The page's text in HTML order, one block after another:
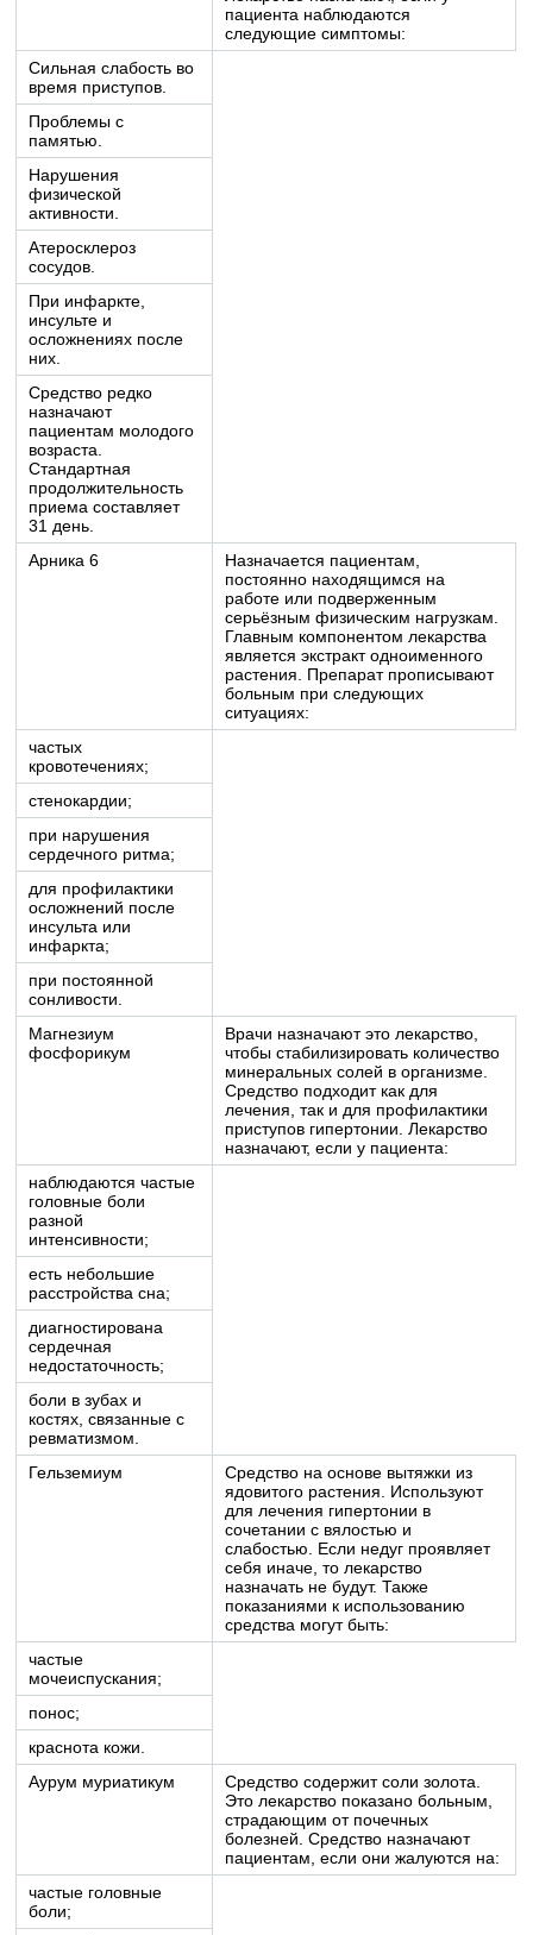
пациента наблюдаются
следующие симптомы:
Сильная слабость во
время приступов.
Проблемы с
памятью.
Нарушения
физической
активности.
Атеросклероз
сосудов.
При инфаркте,
инсульте и
осложнениях после
них.
Средство редко
назначают
пациентам молодого
возраста.
Стандартная
продолжительность
приема составляет
31 день.
Арника 6
Назначается пациентам,
постоянно находящимся на
работе или подверженным
серьёзным физическим нагрузкам.
Главным компонентом лекарства
является экстракт одноименного
растения. Препарат прописывают
больным при следующих
ситуациях:
частых
кровотечениях;
стенокардии;
при нарушения
сердечного ритма;
для профилактики
осложнений после
инсульта или
инфаркта;
при постоянной
сонливости.
Магнезиум
фосфорикум
Врачи назначают это лекарство,
чтобы стабилизировать количество
минеральных солей в организме.
Средство подходит как для
лечения, так и для профилактики
приступов гипертонии. Лекарство
назначают, если у пациента:
наблюдаются частые
головные боли
разной
интенсивности;
есть небольшие
расстройства сна;
диагностирована
сердечная
недостаточность;
боли в зубах и
костях, связанные с
ревматизмом.
Гельземиум
Средство на основе вытяжки из
ядовитого растения. Используют
для лечения гипертонии в
сочетании с вялостью и
слабостью. Если недуг проявляет
себя иначе, то лекарство
назначать не будут. Также
показаниями к использованию
средства могут быть:
частые
мочеиспускания;
понос;
краснота кожи.
Аурум муриатикум
Средство содержит соли золота.
Это лекарство показано больным,
страдающим от почечных
болезней. Средство назначают
пациентам, если они жалуются на:
частые головные
боли;